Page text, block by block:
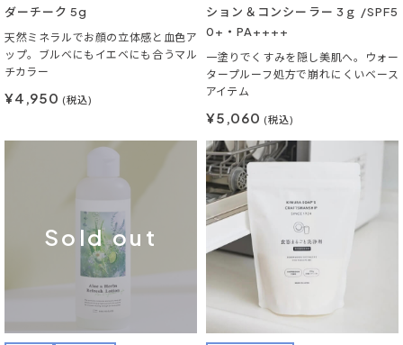
ダーチーク 5g
天然ミネラルでお顔の立体感と血色ア
ップ。ブルベにもイエベにも合うマル
チカラー
¥4,950 (税込)
ション＆コンシーラー 3ｇ /SPF5
0+・PA++++
一塗りでくすみを隠し美肌へ。ウォー
タープルーフ処方で崩れにくいベース
アイテム
¥5,060 (税込)
Sold out